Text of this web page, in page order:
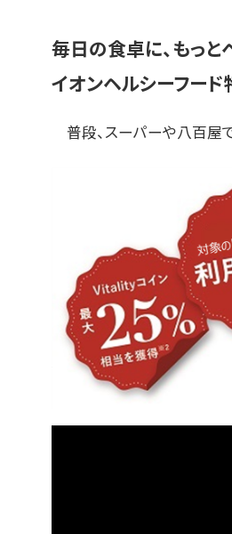
毎日の食卓に、もっと
イオンヘルシーフー
普段、スーパーや八百屋